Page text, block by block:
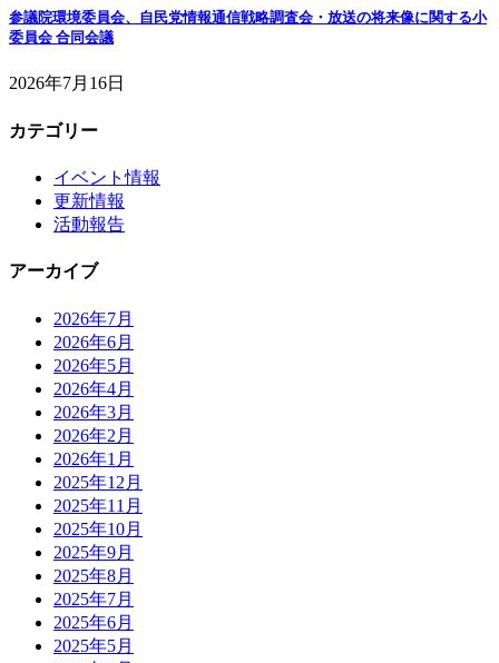
参議院環境委員会、自民党情報通信戦略調査会・放送の将来像に関する小
委員会 合同会議
2026年7月16日
カテゴリー
イベント情報
更新情報
活動報告
アーカイブ
2026年7月
2026年6月
2026年5月
2026年4月
2026年3月
2026年2月
2026年1月
2025年12月
2025年11月
2025年10月
2025年9月
2025年8月
2025年7月
2025年6月
2025年5月